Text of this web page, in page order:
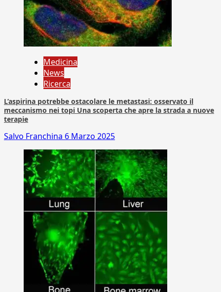
Medicina
News
Ricerca
L’aspirina potrebbe ostacolare le metastasi: osservato il
meccanismo nei topi Una scoperta che apre la strada a nuove
terapie
Salvo Franchina 6 Marzo 2025